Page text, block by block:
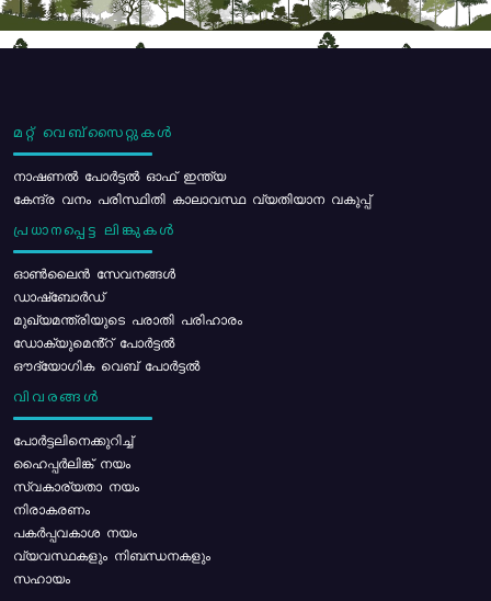
മറ്റ് വെബ്സൈറ്റുകൾ
നാഷണൽ പോർട്ടൽ ഓഫ് ഇന്ത്യ
കേന്ദ്ര വനം പരിസ്ഥിതി കാലാവസ്ഥ വ്യതിയാന വകുപ്പ്
പ്രധാനപ്പെട്ട ലിങ്കുകൾ
ഓൺലൈൻ സേവനങ്ങൾ
ഡാഷ്ബോർഡ്
മുഖ്യമന്ത്രിയുടെ പരാതി പരിഹാരം
ഡോക്യുമെൻ്റ് പോർട്ടൽ
ഔദ്യോഗിക വെബ് പോർട്ടൽ
വിവരങ്ങൾ
പോര്‍ട്ടലിനെക്കുറിച്ച്
ഹൈപ്പർലിങ്ക് നയം
സ്വകാര്യതാ നയം
നിരാകരണം
പകർപ്പവകാശ നയം
വ്യവസ്ഥകളും നിബന്ധനകളും
സഹായം